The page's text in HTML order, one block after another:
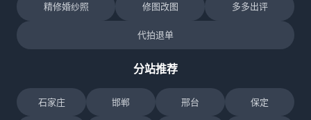
精修婚纱照 修图改图 多多出评
代拍退单
分站推荐
石家庄 邯郸 邢台 保定